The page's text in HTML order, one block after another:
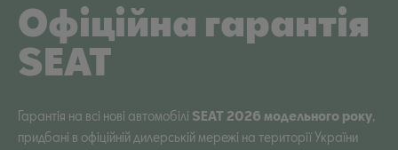
Офіційна гарантія
SEAT
Гарантія на всі нові автомобілі SEAT 2026 модельного року,
придбані в офіційній дилерській мережі на території України